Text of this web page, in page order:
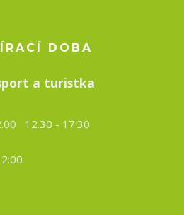
DOBA
a turistka
12.30 - 17:30